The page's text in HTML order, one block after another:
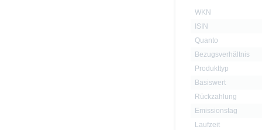
WKN
ISIN
Quanto
Bezugsverhältnis
Produkttyp
Basiswert
Rückzahlung
Emissionstag
Laufzeit